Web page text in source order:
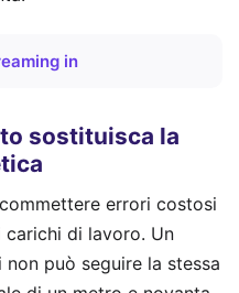
in
sostituisca la
errori costosi
di lavoro. Un
può seguire la stessa